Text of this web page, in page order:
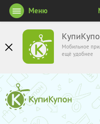
Мобильное
ещё удобнее
Меню